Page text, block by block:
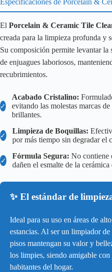
El Porcelain & Ceramic Tile
creada para la limpieza profunda y
Su composición permite levantar
de enjuagues laboriosos,
recubrimientos.
✓
Acabado Cristalino:
evitando las molestas marcas
brillantes.
✓
Limpieza de Boquillas:
por más tiempo sin degradar el
✓
Fórmula Segura: No contiene
dañen el esmalte de la
✨ El estándar de
Ideal para su uso en áreas de
estancias. Al ser un limpiador
pisos mantengan su valor y
los limpies, siendo amigable
habitantes del hogar.